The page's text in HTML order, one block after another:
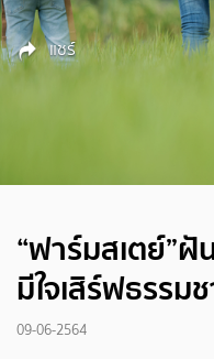
แชร์
“ฟาร์มสเตย์”
มีใจเสิร์ฟธรรม
09-06-2564